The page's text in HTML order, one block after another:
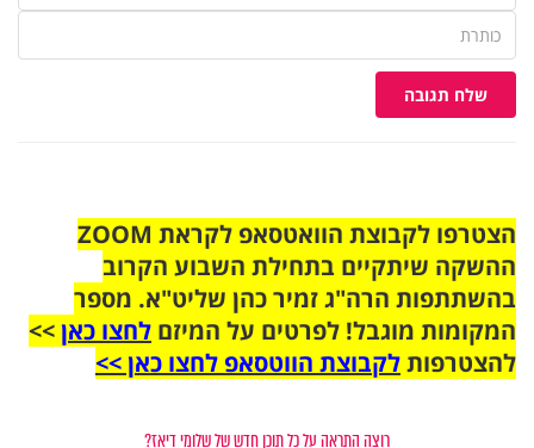
שלח תגובה
הצטרפו לקבוצת הוואטסאפ לקראת ZOOM
ההשקה שיתקיים בתחילת השבוע הקרוב
בהשתתפות הרה"ג זמיר כהן שליט"א. מספר
המקומות מוגבל! לפרטים על המיזם לחצו כאן>>
להצטרפותלקבוצת הווטסאפ לחצו כאן >>
רוצה התראה על כל תוכן חדש של שלומי דיאז?